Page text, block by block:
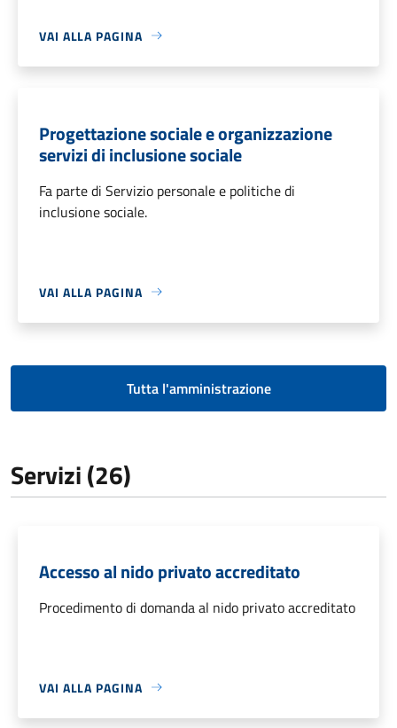
VAI ALLA PAGINA
Progettazione sociale e organizzazione
servizi di inclusione sociale
Fa parte di Servizio personale e politiche di
inclusione sociale.
VAI ALLA PAGINA
Tutta l'amministrazione
Servizi (26)
Accesso al nido privato accreditato
Procedimento di domanda al nido privato accreditato
VAI ALLA PAGINA